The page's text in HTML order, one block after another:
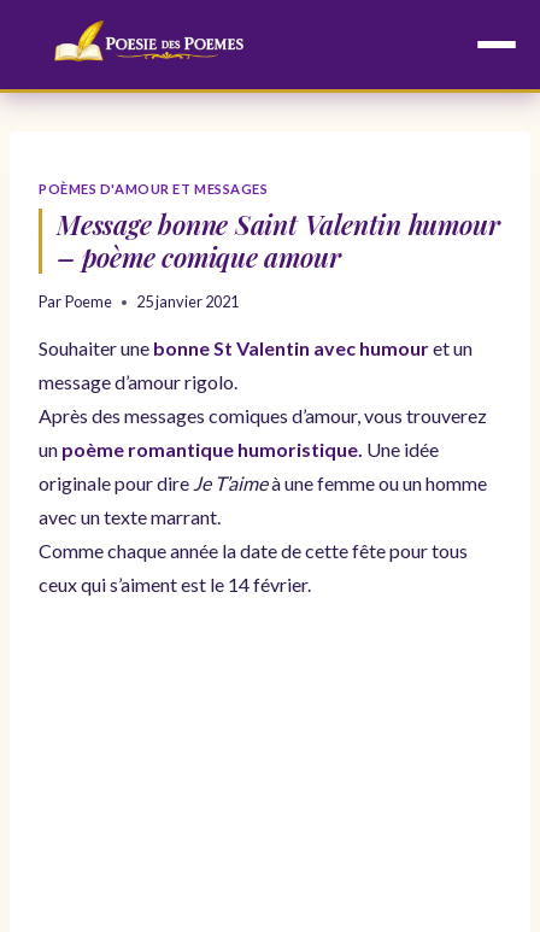
POÈMES D'AMOUR ET MESSAGES
Message bonne Saint Valentin humour
– poème comique amour
ParPoeme 25 janvier 2021
Souhaiter une bonne St Valentin avec humouret un
message d’amour rigolo.
Après des messages comiques d’amour, vous trouverez
un poème romantique humoristique. Une idée
originale pour dire Je T’aimeà une femme ou un homme
avec un texte marrant.
Comme chaque année la date de cette fête pour tous
ceux qui s’aiment est le 14 février.